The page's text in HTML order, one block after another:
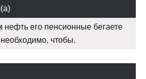
нефть его пенсионные бегаете
необходимо, чтобы.